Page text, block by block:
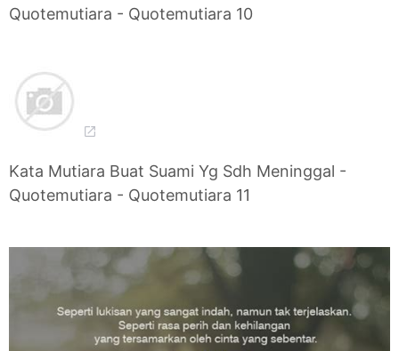
Quotemutiara - Quotemutiara 10
Kata Mutiara Buat Suami Yg Sdh Meninggal -
Quotemutiara - Quotemutiara 11